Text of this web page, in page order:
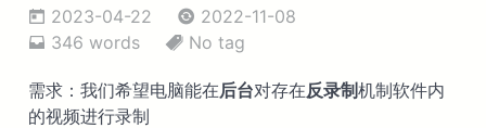
2023-04-22
2022-11-08
346 words
No tag
需求：我们希望电脑能在后台对存在反录制机制软件内
的视频进行录制